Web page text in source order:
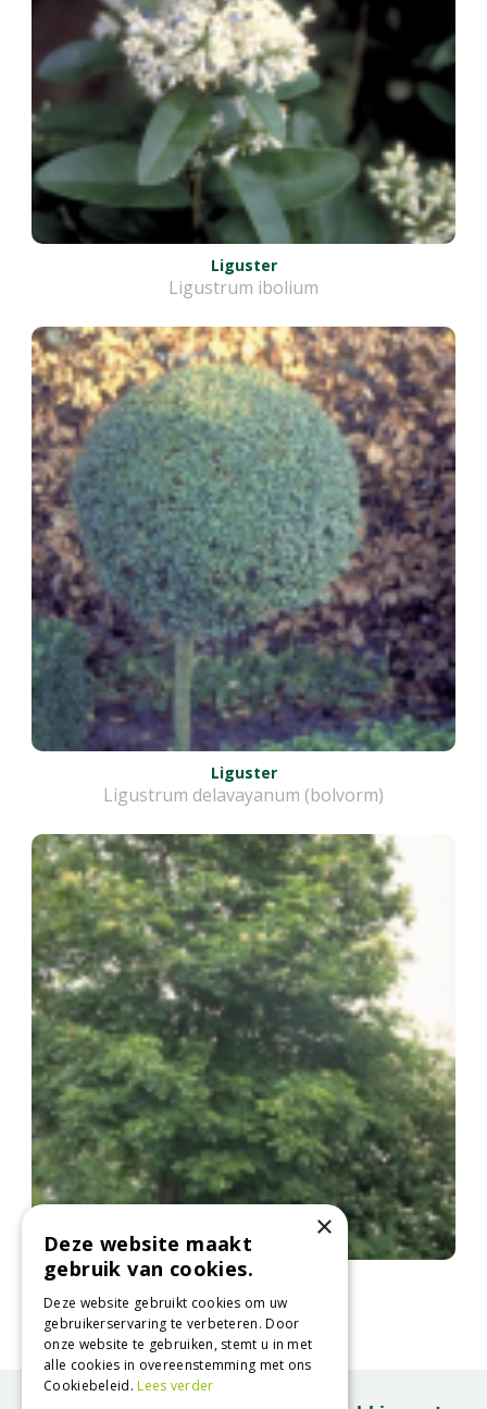
Liguster
Ligustrum ibolium
Liguster
Ligustrum delavayanum (bolvorm)
Manna-es
Fraxinus ornus
×
Deze website maakt
gebruik van cookies.
Deze website gebruikt cookies om uw
gebruikerservaring te verbeteren. Door
onze website te gebruiken, stemt u in met
alle cookies in overeenstemming met ons
Cookiebeleid.Lees verder